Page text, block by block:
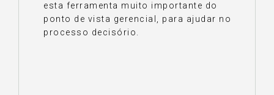
esta ferramenta muito importante do
ponto de vista gerencial, para ajudar no
processo decisório.